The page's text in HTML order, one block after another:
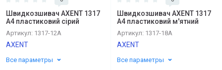
Швидкозшивач AXENT 1317
А4 пластиковий сірий
Артикул: 1317-12А
AXENT
Все параметры
Швидкозшивач AXENT 1317
А4 пластиковий м'ятний
Артикул: 1317-18А
AXENT
Все параметры